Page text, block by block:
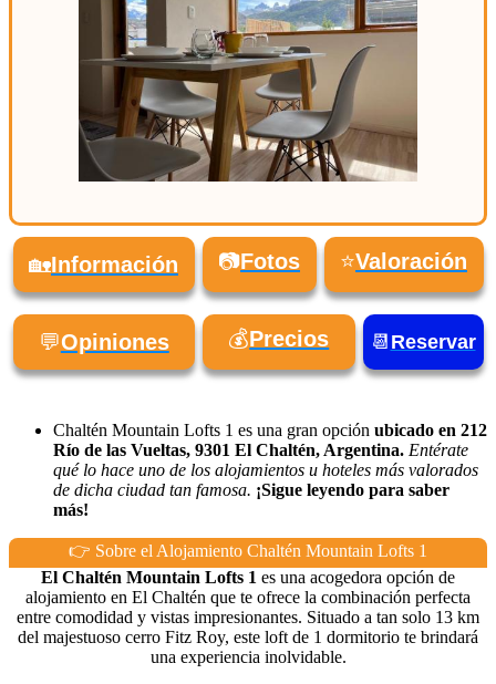
🏡Información 📷Fotos ⭐Valoración
💬Opiniones 💰Precios 📆 Reservar
Chaltén Mountain Lofts 1 es una gran opción ubicado en 212
Río de las Vueltas, 9301 El Chaltén, Argentina. Entérate
qué lo hace uno de los alojamientos u hoteles más valorados
de dicha ciudad tan famosa. ¡Sigue leyendo para saber
más!
👉 Sobre el Alojamiento Chaltén Mountain Lofts 1
El Chaltén Mountain Lofts 1 es una acogedora opción de
alojamiento en El Chaltén que te ofrece la combinación perfecta
entre comodidad y vistas impresionantes. Situado a tan solo 13 km
del majestuoso cerro Fitz Roy, este loft de 1 dormitorio te brindará
una experiencia inolvidable.